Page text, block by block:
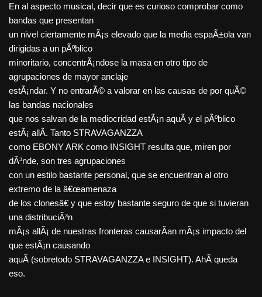
En al aspecto musical, decir que es curioso comprobar como
bandas que presentan
un nivel ciertamente mÃ¡s elevado que la media espaÃ±ola van
dirigidas a un pÃºblico
minoritario, concentrÃ¡ndose la masa en otro tipo de
agrupaciones de mayor anclaje
estÃ¡ndar. Y no entrarÃ© a valorar en las causas de por quÃ©
las bandas nacionales
que nos salvan de la mediocridad estÃ¡n aquÃ­ y el pÃºblico
estÃ¡ allÃ­. Tanto STRAVAGANZZA
como EBONY ARK como INSIGHT resulta que, miren por
dÃ³nde, son tres agrupaciones
con un estilo bastante personal, que se encuentran al otro
extremo de la â€œamenaza
de los clonesâ€ y que estoy bastante seguro de que si tuvieran
una distribuciÃ³n
mÃ¡s allÃ¡ de nuestras fronteras causarÃ­an mÃ¡s impacto del
que estÃ¡n causando
aquÃ­ (sobretodo STRAVAGANZZA e INSIGHT). AhÃ­ queda
eso.